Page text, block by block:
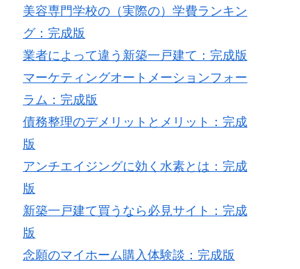
美容専門学校の（実際の）学費ランキン
グ：完成版
業者によって違う新築一戸建て：完成版
マーケティングオートメーションフォー
ラム：完成版
債務整理のデメリットとメリット：完成
版
アンチエイジングに効く水素とは：完成
版
新築一戸建て買うなら必見サイト：完成
版
念願のマイホーム購入体験談：完成版